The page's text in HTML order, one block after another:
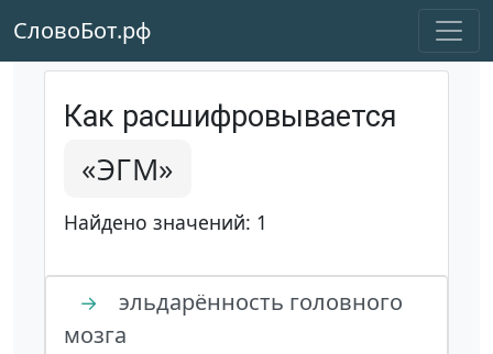
СловоБот.рф
Как расшифровывается
«ЭГМ»
Найдено значений: 1
→
эльдарённость головного
мозга